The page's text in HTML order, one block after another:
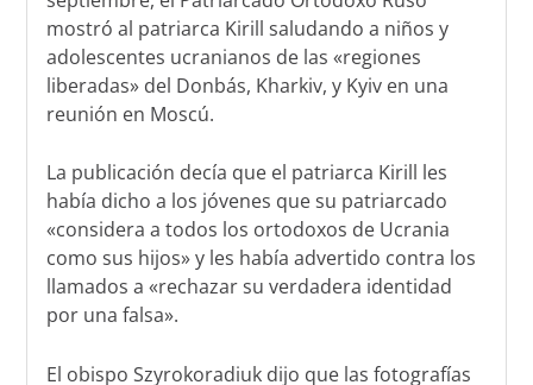
mostró al patriarca Kirill saludando a niños y
adolescentes ucranianos de las «regiones
liberadas» del Donbás, Kharkiv, y Kyiv en una
reunión en Moscú.
La publicación decía que el patriarca Kirill les
había dicho a los jóvenes que su patriarcado
«considera a todos los ortodoxos de Ucrania
como sus hijos» y les había advertido contra los
llamados a «rechazar su verdadera identidad
por una falsa».
El obispo Szyrokoradiuk dijo que las fotografías